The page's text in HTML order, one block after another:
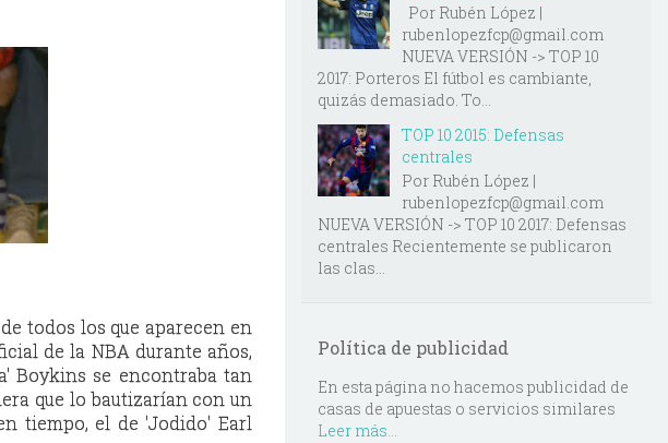
todos los que aparecen en
de la NBA durante años,
Boykins se encontraba tan
que lo bautizarían con un
tiempo, el de 'Jodido' Earl
Por Rubén López |
rubenlopezfcp@gmail.com
NUEVA VERSIÓN -> TOP 10
2017: Porteros El fútbol es cambiante,
quizás demasiado. To...
TOP 10 2015: Defensas
centrales
Por Rubén López |
rubenlopezfcp@gmail.com
NUEVA VERSIÓN -> TOP 10 2017: Defensas
centrales Recientemente se publicaron
las clas...
Política de publicidad
En esta página no hacemos publicidad de
casas de apuestas o servicios similares
Leer más...